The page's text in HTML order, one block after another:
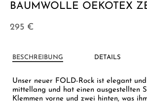
BAUMWOLLE OEKOTEX
295 €
BESCHREIBUNG DETAILS
Unser neuer FOLD-Rock ist elegant
mittellang und hat einen ausgestellten
Klemmen vorne und zwei hinten, was